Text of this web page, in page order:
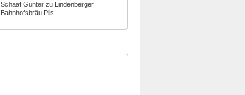
Schaaf,Günter zu Lindenberger
Bahnhofsbräu Pils